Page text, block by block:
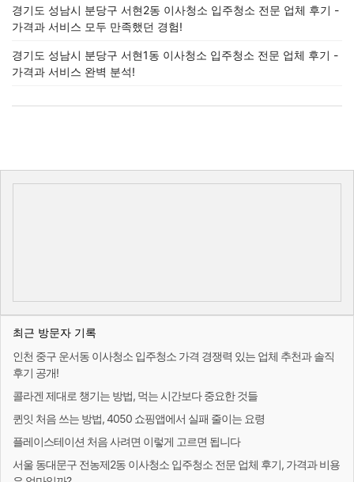
경기도 성남시 분당구 서현2동 이사청소 입주청소 전문 업체 후기 -
가격과 서비스 모두 만족했던 경험!
경기도 성남시 분당구 서현1동 이사청소 입주청소 전문 업체 후기 -
가격과 서비스 완벽 분석!
최근 방문자 기록
인천 중구 운서동 이사청소 입주청소 가격 경쟁력 있는 업체 추천과 솔직
후기 공개!
콜라겐 제대로 챙기는 방법, 먹는 시간보다 중요한 것들
퀸잇 처음 쓰는 방법, 4050 쇼핑앱에서 실패 줄이는 요령
플레이스테이션 처음 사려면 이렇게 고르면 됩니다
서울 동대문구 전농제2동 이사청소 입주청소 전문 업체 후기, 가격과 비용